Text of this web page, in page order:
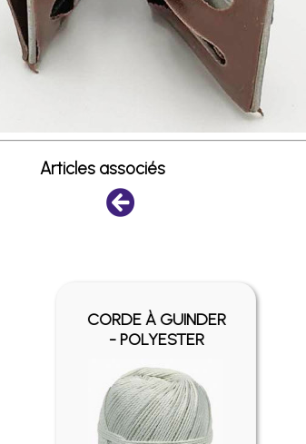
Articles associés
INTERMÉDIAIRES
POUR RESSORTS